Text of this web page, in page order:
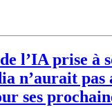
l’IA prise à
n’aurait pas
ses